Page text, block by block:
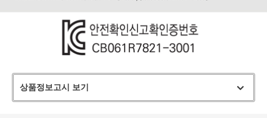
상품정보고시 보기